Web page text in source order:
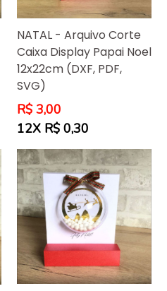
NATAL - Arquivo Corte
Caixa Display Papai Noel
12x22cm (DXF, PDF,
SVG)
Preço
normal
R$ 3,00
12X R$ 0,30